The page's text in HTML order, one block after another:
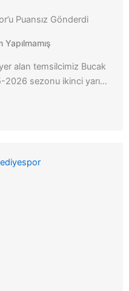
Puansız Gönderdi
Yapılmamış
alan temsilcimiz Bucak
2026 sezonu ikinci yarı…